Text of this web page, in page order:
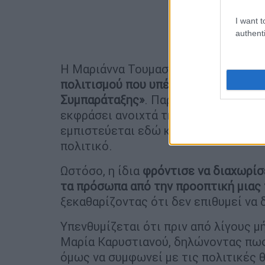
I want
Η Μαριάννα Τουμασάτου
πολιτισμού που υπέγραψαν υπέρ της
Συμπαράταξης». Παράλληλα, σε
εκφράσει ανοιχτά τη στήριξή της
εμπιστεύεται εδώ και χρόνια και
πολιτικό.
Ωστόσο, η ίδια φρόντισε να
τα πρόσωπα από την προοπτική μιας
ξεκαθαρίζοντας ότι δεν επιθυμεί
Υπενθυμίζεται ότι πριν από λίγους
Μαρία Καρυστιανού, δηλώνοντας
όμως να συμφωνεί με τις πολιτικές